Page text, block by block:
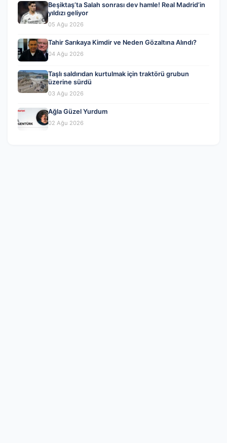
Beşiktaş’ta Salah sonrası dev hamle! Real Madrid’in
yıldızı geliyor
05 Ağu 2026
Tahir Sarıkaya Kimdir ve Neden Gözaltına Alındı?
04 Ağu 2026
Taşlı saldırıdan kurtulmak için traktörü grubun
üzerine sürdü
03 Ağu 2026
Ağla Güzel Yurdum
02 Ağu 2026